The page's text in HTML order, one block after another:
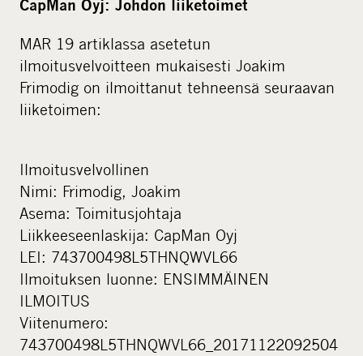
e
i
a
CapMan Oyj: Johdon liiketoimet
MAR 19 artiklassa asetetun
ilmoitusvelvoitteen mukaisesti Joakim
Frimodig on ilmoittanut tehneensä seuraavan
liiketoimen:
Ilmoitusvelvollinen
Nimi: Frimodig, Joakim
Asema: Toimitusjohtaja
Liikkeeseenlaskija: CapMan Oyj
LEI: 743700498L5THNQWVL66
Ilmoituksen luonne: ENSIMMÄINEN
ILMOITUS
Viitenumero:
743700498L5THNQWVL66_20171122092504